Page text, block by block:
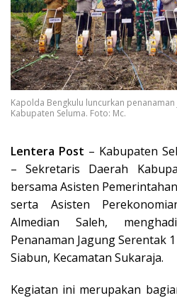
Kapolda Bengkulu luncurkan
Kabupaten Seluma. Foto: Mc.
Lentera Post – Kabupaten
– Sekretaris Daerah
bersama Asisten
serta Asisten
Almedian Saleh,
Penanaman Jagung Serentak
Siabun, Kecamatan Sukaraja.
Kegiatan ini merupakan